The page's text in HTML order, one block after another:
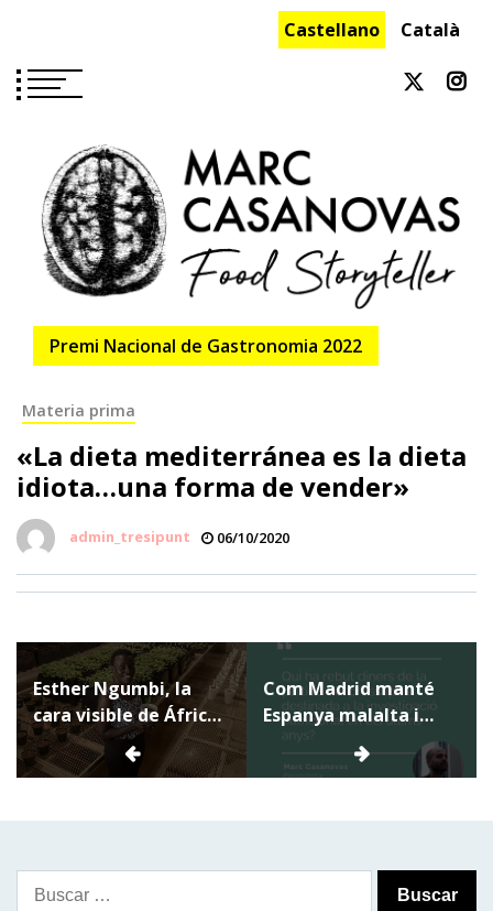
contenido
Castellano Català
Premi Nacional de Gastronomia 2022
Materia prima
«La dieta mediterránea es la dieta
idiota…una forma de vender»
admin_tresipunt 06/10/2020
Navegación
de
entradas
Esther Ngumbi, la
cara visible de África
como futura potencia
alimentaria
Com Madrid manté
Espanya malalta i
grassa
Buscar: